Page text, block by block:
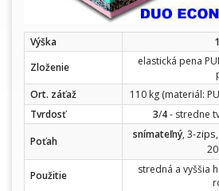
Výška
Zloženie
elastická pena
Ort. záťaž
110 kg (materiál:
Tvrdosť
3/4- stredne
Poťah
snímateľný, 3-zips
Použitie
stredná a vyššia